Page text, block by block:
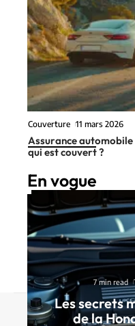
Couverture 11 mars 2026
Assurance automobile
qui est couvert ?
En vogue
7 min read
Les secrets
de la
Contact